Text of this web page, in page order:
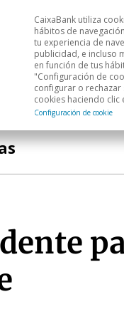
Análisis
CaixaBank utiliza
hábitos de
tu experiencia de
publicidad, e incluso
en función de tus
"Configuración de
configurar o
cookies haciendo clic
Configuración de cookie